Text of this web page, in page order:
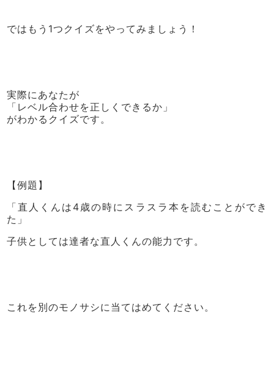
ではもう1つクイズをやってみましょう！
実際にあなたが
「レベル合わせを正しくできるか」
がわかるクイズです。
【例題】
「直人くんは4歳の時にスラスラ本を読むことができ
た」
子供としては達者な直人くんの能力です。
これを別のモノサシに当てはめてください。